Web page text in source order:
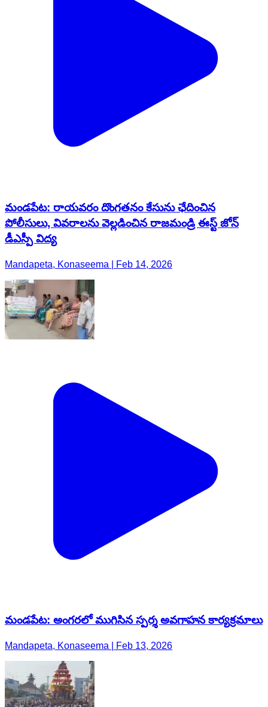
మండపేట: రాయవరం దొంగతనం కేసును ఛేదించిన
పోలీసులు, వివరాలను వెల్లడించిన రాజమండ్రి ఈస్ట్ జోన్
డీఎస్పీ విద్య
Mandapeta, Konaseema | Feb 14, 2026
మండపేట: అంగరలో ముగిసిన స్పర్శ అవగాహన కార్యక్రమాలు
Mandapeta, Konaseema | Feb 13, 2026